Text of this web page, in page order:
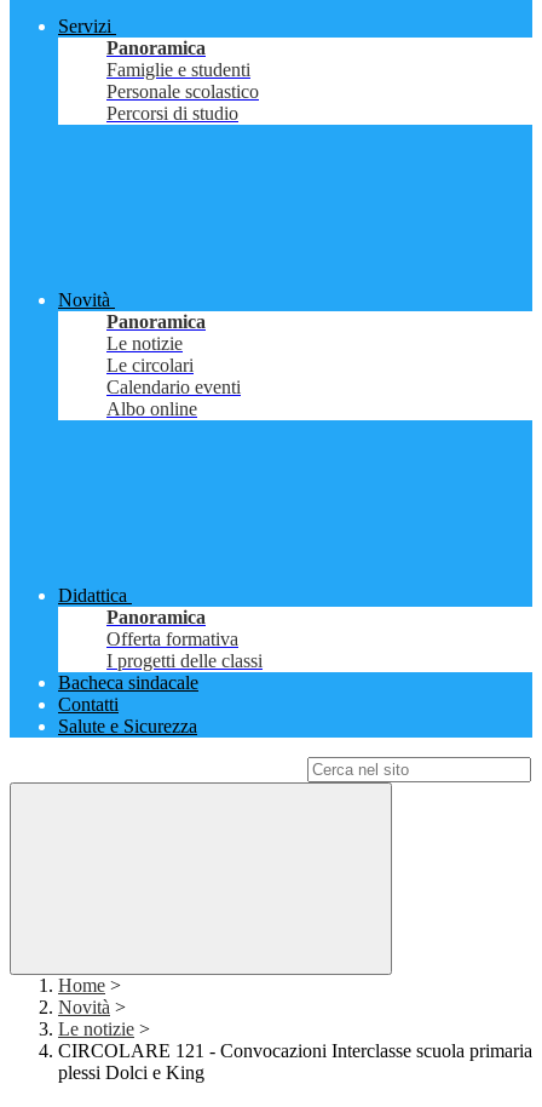
Servizi
Panoramica
Famiglie e studenti
Personale scolastico
Percorsi di studio
Novità
Panoramica
Le notizie
Le circolari
Calendario eventi
Albo online
Didattica
Panoramica
Offerta formativa
I progetti delle classi
Bacheca sindacale
Contatti
Salute e Sicurezza
Home >
Novità >
Le notizie >
CIRCOLARE 121 - Convocazioni Interclasse scuola primaria
plessi Dolci e King